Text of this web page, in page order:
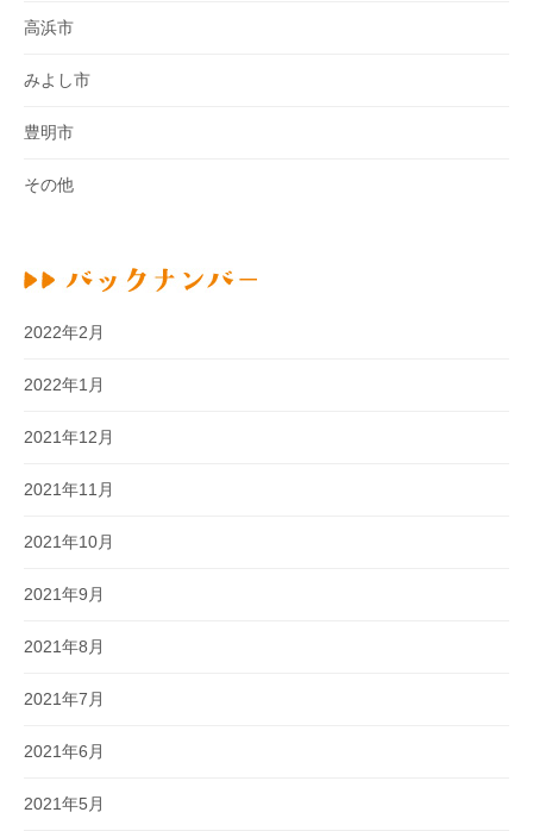
高浜市
みよし市
豊明市
その他
2022年2月
2022年1月
2021年12月
2021年11月
2021年10月
2021年9月
2021年8月
2021年7月
2021年6月
2021年5月